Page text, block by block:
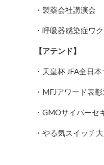
・製薬会社講演会
・呼吸器感染症ワ
【アテンド】
・天皇杯 JFA全日
・MFJアワード表
・GMOサイバーセ
・やる気スイッチ